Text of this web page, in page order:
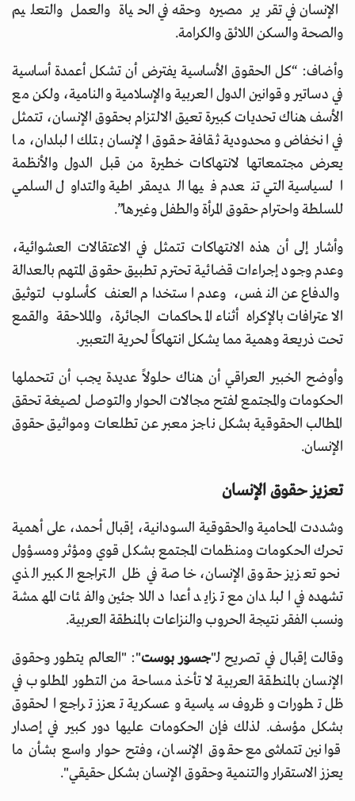
الإنسان في تقرير مصيره وحقه في الحياة والعمل والتعليم
والصحة والسكن اللائق والكرامة.
وأضاف: “كل الحقوق الأساسية يفترض أن تشكل أعمدة أساسية
في دساتير وقوانين الدول العربية والإسلامية والنامية، ولكن مع
الأسف هناك تحديات كبيرة تعيق الالتزام بحقوق الإنسان، تتمثل
في انخفاض ومحدودية ثقافة حقوق الإنسان بتلك البلدان، ما
يعرض مجتمعاتها لانتهاكات خطيرة من قبل الدول والأنظمة
السياسية التي تنعدم فيها الديمقراطية والتداول السلمي
للسلطة واحترام حقوق المرأة والطفل وغيرها”.
وأشار إلى أن هذه الانتهاكات تتمثل في الاعتقالات العشوائية،
وعدم وجود إجراءات قضائية تحترم تطبيق حقوق المتهم بالعدالة
والدفاع عن النفس، وعدم استخدام العنف كأسلوب لتوثيق
الاعترافات بالإكراه أثناء المحاكمات الجائرة، والملاحقة والقمع
تحت ذريعة وهمية مما يشكل انتهاكاً لحرية التعبير.
وأوضح الخبير العراقي أن هناك حلولاً عديدة يجب أن تتحملها
الحكومات والمجتمع لفتح مجالات الحوار والتوصل لصيغة تحقق
المطالب الحقوقية بشكل ناجز معبر عن تطلعات ومواثيق حقوق
الإنسان.
تعزيز حقوق الإنسان
وشددت المحامية والحقوقية السودانية، إقبال أحمد، على أهمية
تحرك الحكومات ومنظمات المجتمع بشكل قوي ومؤثر ومسؤول
نحو تعزيز حقوق الإنسان، خاصة في ظل التراجع الكبير الذي
تشهده في البلدان مع تزايد أعداد اللاجئين والفئات المهمشة
ونسب الفقر نتيجة الحروب والنزاعات بالمنطقة العربية.
وقالت إقبال في تصريح لـ"جسور بوست": "العالم يتطور وحقوق
الإنسان بالمنطقة العربية لا تأخذ مساحة من التطور المطلوب في
ظل تطورات وظروف سياسية وعسكرية تعزز تراجع الحقوق
بشكل مؤسف. لذلك فإن الحكومات عليها دور كبير في إصدار
قوانين تتماشى مع حقوق الإنسان، وفتح حوار واسع بشأن ما
يعزز الاستقرار والتنمية وحقوق الإنسان بشكل حقيقي".